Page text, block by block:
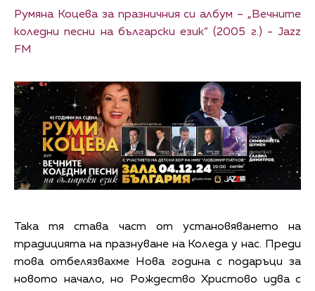
Румяна Коцева за празничния си албум – „Вечните
коледни песни на български език“ (2005 г.) - Jazz
FM
Така тя става част от установяването на
традицията на празнуване на Коледа у нас. Преди
това отбелязвахме Нова година с подаръци за
новото начало, но Рождество Христово идва с